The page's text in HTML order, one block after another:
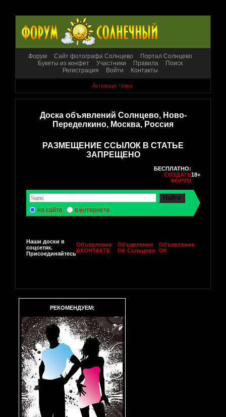
Форум Сайт фотографа Солнцево
Портал Солнцево
Букеты из конфет
Участники Правила
Поиск
Регистрация
Войти Контакты
Активные темы
Доска объявлений Солнцево, Ново-
Переделкино, Москва, Россия
РАЗМЕЩЕНИЕ ССЫЛОК В СТАТЬЕ
ЗАПРЕЩЕНО
БЕСПЛАТНО:
СОЗДАТЬ
ФОРУМ
18+
на сайте в интернете
Наши доски в
соцсетях.
Присоединяйтесь
Объявления
ВКОНТАКТЕ
Объявления
ОК Солнцево
Объявления
ОК
РЕКОМЕНДУЕМ: